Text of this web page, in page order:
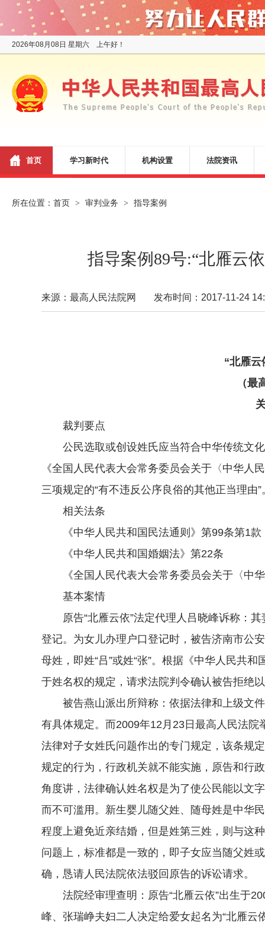
2026年08月08日 星期六 上午好！
首页 学习新时代 机构设置 法院资讯
所在位置： 首页 > 审判业务 > 指导案例
指导案例89号:“北雁云
来源：最高人民法院网 发布时间：2017-11-24
“北雁
（
裁判要点
公民选取或创设姓氏应当符合中华传统文化
《全国人民代表大会常务委员会关于〈中华
三项规定的“有不违反公序良俗的其他正当理由”
相关法条
《中华人民共和国民法通则》第99条第1款
《中华人民共和国婚姻法》第22条
《全国人民代表大会常务委员会关于〈中华
基本案情
原告“北雁云依”法定代理人吕晓峰诉称：其
登记。为女儿办理户口登记时，被告济南市公
母姓，即姓“吕”或姓“张”。根据《中华人民共
于姓名权的规定，请求法院判令确认被告拒绝
被告燕山派出所辩称：依据法律和上级文件
有具体规定。而2009年12月23日最高人民法
法律对子女姓氏问题作出的专门规定，该条规
规定的行为，行政机关就不能实施，原告和行
角度讲，法律确认姓名权是为了使公民能以文
而不可滥用。新生婴儿随父姓、随母姓是中华
程度上避免近亲结婚，但是姓第三姓，则与这
问题上，标准都是一致的，即子女应当随父姓
确，恳请人民法院依法驳回原告的诉讼请求。
法院经审理查明：原告“北雁云依”出生于
峰、张瑞峥夫妇二人决定给爱女起名为“北雁云